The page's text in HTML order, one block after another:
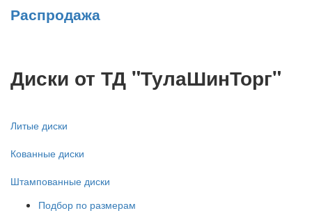
Распродажа
Диски от ТД "ТулаШинТорг"
Литые диски
Кованные диски
Штампованные диски
Подбор по размерам